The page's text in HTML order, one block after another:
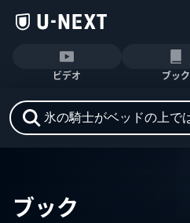
ビデオ ブック
ブック